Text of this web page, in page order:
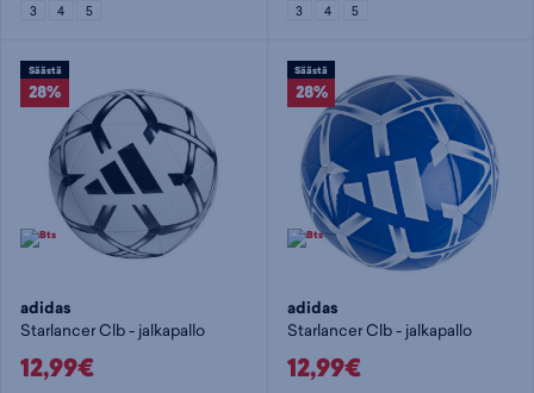
3 4 5 3 4 5
Säästä
28%
adidas
Starlancer Clb - jalkapallo
12,99€
Säästä
28%
adidas
Starlancer Clb - jalkapallo
12,99€